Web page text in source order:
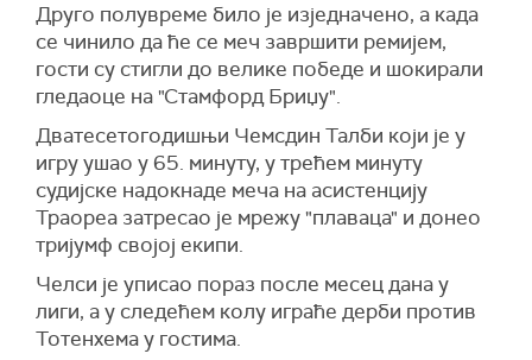
Друго полувреме било је изједначено, а када
се чинило да ће се меч завршити ремијем,
гости су стигли до велике победе и шокирали
гледаоце на "Стамфорд Бриџу".
Дватесетогодишњи Чемсдин Талби који је у
игру ушао у 65. минуту, у трећем минуту
судијске надокнаде меча на асистенцију
Траореа затресао је мрежу "плаваца" и донео
тријумф својој екипи.
Челси је уписао пораз после месец дана у
лиги, а у следећем колу играће дерби против
Тотенхема у гостима.